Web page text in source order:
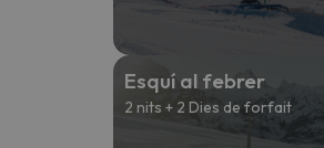
Esquí al febrer
2 nits + 2 Dies de forfait